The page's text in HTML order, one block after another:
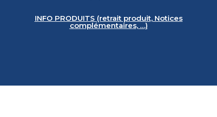
INFO PRODUITS (retrait produit, Notices
complémentaires, …)